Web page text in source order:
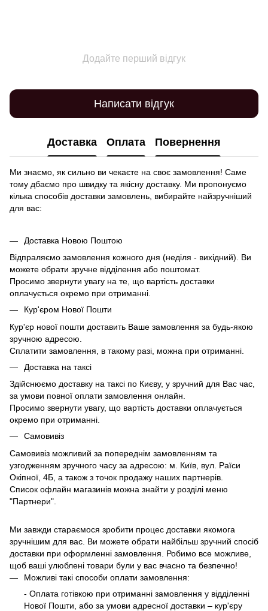
Додайте перший відгук
Написати відгук
Доставка Оплата Повернення
Ми знаємо, як сильно ви чекаєте на своє замовлення! Саме
тому дбаємо про швидку та якісну доставку. Ми пропонуємо
кілька способів доставки замовлень, вибирайте найзручніший
для вас:
Доставка Новою Поштою
Відпраляємо замовлення кожного дня (неділя - вихідний). Ви
можете обрати зручне відділення або поштомат.
Просимо звернути увагу на те, що вартість доставки
оплачується окремо при отриманні.
Кур'єром Нової Пошти
Кур'єр нової пошти доставить Ваше замовлення за будь-якою
зручною адресою.
Сплатити замовлення, в такому разі, можна при отриманні.
Доставка на таксі
Здійснюємо доставку на таксі по Києву, у зручний для Вас час,
за умови повної оплати замовлення онлайн.
Просимо звернути увагу, що вартість доставки оплачується
окремо при отриманні.
Самовивіз
Самовивіз можливий за попереднім замовленням та
узгодженням зручного часу за адресою: м. Київ, вул. Раїси
Окіпної, 4Б, а також з точок продажу наших партнерів.
Список офлайн магазинів можна знайти у розділі меню
"Партнери".
Ми завжди стараємося зробити процес доставки якомога
зручнішим для вас. Ви можете обрати найбільш зручний спосіб
доставки при оформленні замовлення. Робимо все можливе,
щоб ваші улюблені товари були у вас вчасно та безпечно!
Можливі такі способи оплати замовлення:
- Оплата готівкою при отриманні замовлення у відділенні
Нової Пошти, або за умови адресної доставки – кур'єру